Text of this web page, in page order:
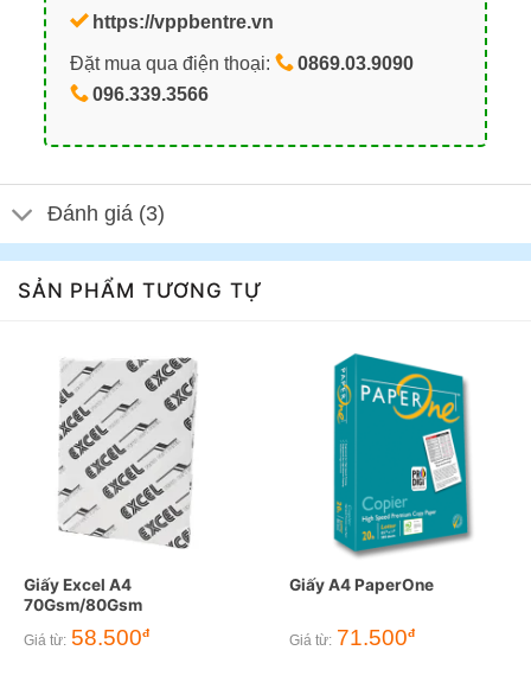
https://vppbentre.vn
Đặt mua qua điện thoại:
0869.03.9090
096.339.3566
Đánh giá (3)
SẢN PHẨM TƯƠNG TỰ
Giấy Excel A4
70Gsm/80Gsm
Giá từ: 58.500đ
Giấy A4 PaperOne
Giá từ: 71.500đ